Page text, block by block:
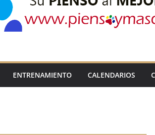
ENTRENAMIENTO CALENDARIOS